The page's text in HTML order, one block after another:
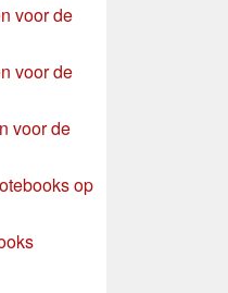
voor de
voor de
voor de
op